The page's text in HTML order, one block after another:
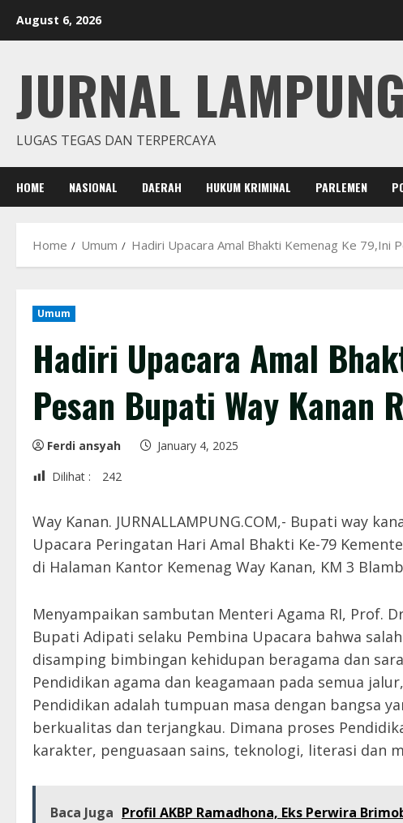
August 6, 2026
JURNAL LAMPUNG
LUGAS TEGAS DAN TERPERCAYA
HOME NASIONAL DAERAH HUKUM KRIMINAL PARLEMEN
Home Umum Hadiri Upacara Amal Bhakti Kemenag Ke 79,Ini
Umum
Hadiri Upacara Amal
Pesan Bupati Way Kanan
Ferdi ansyah
January 4, 2025
Dilihat :
242
Way Kanan. JURNALLAMPUNG.COM,- Bupati way
Upacara Peringatan Hari Amal Bhakti Ke-79
di Halaman Kantor Kemenag Way Kanan, KM 3
Menyampaikan sambutan Menteri Agama RI, Prof.
Bupati Adipati selaku Pembina Upacara bahwa
disamping bimbingan kehidupan beragama dan
Pendidikan agama dan keagamaan pada semua
Pendidikan adalah tumpuan masa dengan bangsa
berkualitas dan terjangkau. Dimana proses
karakter, penguasaan sains, teknologi, literasi dan
Baca Juga Profil AKBP Ramadhona, Eks Perwira